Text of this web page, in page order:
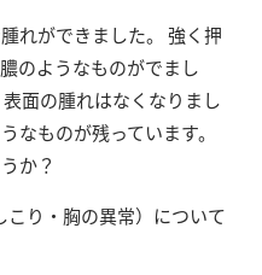
れができました。 強く押
のようなものがでまし
面の腫れはなくなりまし
なものが残っています。
か？
こり・胸の異常）について